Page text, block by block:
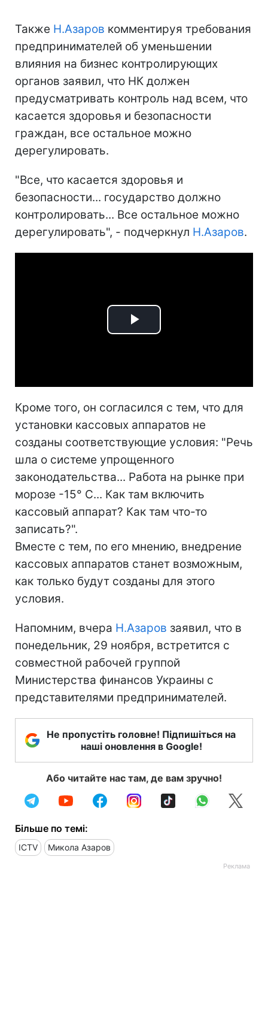
Также Н.Азаров комментируя требования
предпринимателей об уменьшении
влияния на бизнес контролирующих
органов заявил, что НК должен
предусматривать контроль над всем, что
касается здоровья и безопасности
граждан, все остальное можно
дерегулировать.
"Все, что касается здоровья и
безопасности... государство должно
контролировать... Все остальное можно
дерегулировать", - подчеркнул Н.Азаров.
Play
Кроме того, он согласился с тем, что для
установки кассовых аппаратов не
созданы соответствующие условия: "Речь
шла о системе упрощенного
законодательства... Работа на рынке при
морозе -15° С... Как там включить
кассовый аппарат? Как там что-то
записать?".
Вместе с тем, по его мнению, внедрение
кассовых аппаратов станет возможным,
как только будут созданы для этого
условия.
Напомним, вчера Н.Азаров заявил, что в
понедельник, 29 ноября, встретится с
совместной рабочей группой
Министерства финансов Украины с
представителями предпринимателей.
Не пропустіть головне! Підпишіться на
наші оновлення в Google!
Або читайте нас там, де вам зручно!
Більше по темі:
ICTV Микола Азаров